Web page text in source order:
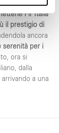
sito con i
web,
hanno
Fir Italia
il prestigio di
ancora
serenità per i
ora si
dalla
a una